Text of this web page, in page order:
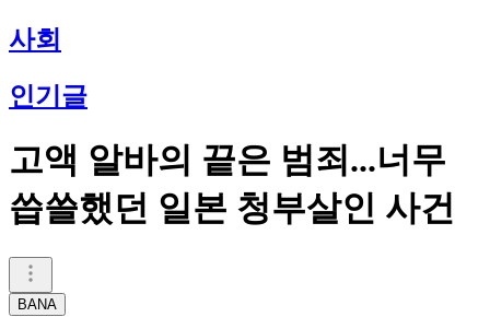
사회
인기글
고액 알바의 끝은 범죄...너무
씁쓸했던 일본 청부살인 사건
BANA